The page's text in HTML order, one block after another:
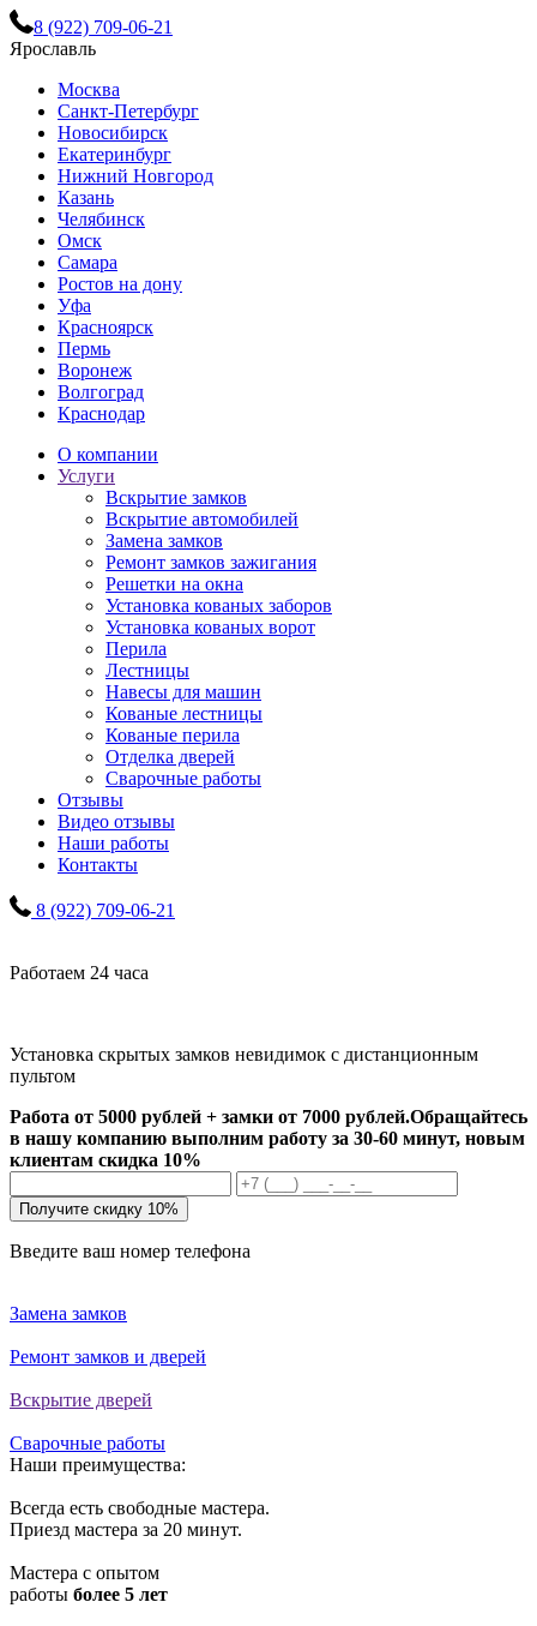
8 (922) 709-06-21
Ярославль
Москва
Санкт-Петербург
Новосибирск
Екатеринбург
Нижний Новгород
Казань
Челябинск
Омск
Самара
Ростов на дону
Уфа
Красноярск
Пермь
Воронеж
Волгоград
Краснодар
О компании
Услуги
Вскрытие замков
Вскрытие автомобилей
Замена замков
Ремонт замков зажигания
Решетки на окна
Установка кованых заборов
Установка кованых ворот
Перила
Лестницы
Навесы для машин
Кованые лестницы
Кованые перила
Отделка дверей
Сварочные работы
Отзывы
Видео отзывы
Наши работы
Контакты
8 (922) 709-06-21
Работаем 24 часа
Установка скрытых замков невидимок с дистанционным
пультом
Работа от 5000 рублей + замки от 7000 рублей.Обращайтесь
в нашу компанию выполним работу за 30-60 минут, новым
клиентам скидка 10%
Получите скидку 10%
Введите ваш номер телефона
Замена замков
Ремонт замков и дверей
Вскрытие дверей
Сварочные работы
Наши преимущества:
Всегда есть свободные мастера.
Приезд мастера за 20 минут.
Мастера с опытом
работы более 5 лет